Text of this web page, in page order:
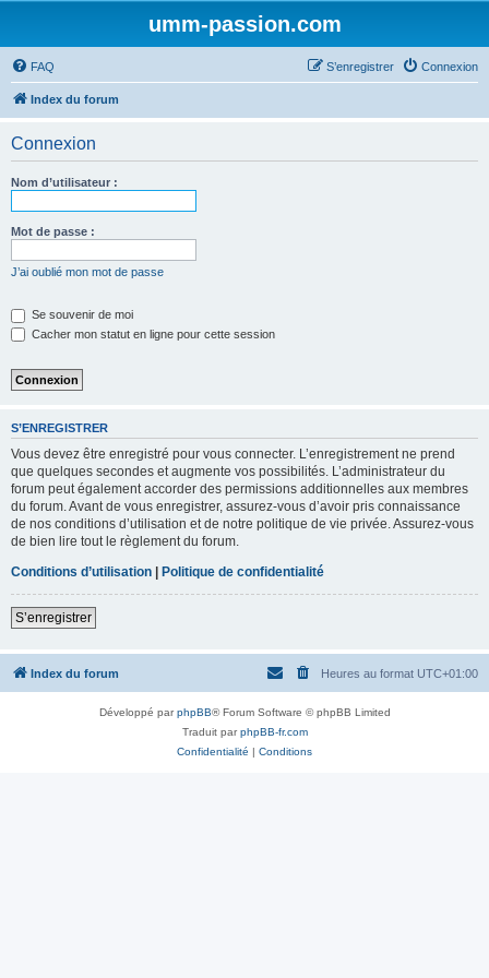
umm-passion.com
FAQ Connexion
S’enregistrer
Index du forum
Connexion
Nom d’utilisateur :
Mot de passe :
J’ai oublié mon mot de passe
Se souvenir de moi
Cacher mon statut en ligne pour cette session
S’ENREGISTRER
Vous devez être enregistré pour vous connecter. L’enregistrement ne prend
que quelques secondes et augmente vos possibilités. L’administrateur du
forum peut également accorder des permissions additionnelles aux membres
du forum. Avant de vous enregistrer, assurez-vous d’avoir pris connaissance
de nos conditions d’utilisation et de notre politique de vie privée. Assurez-vous
de bien lire tout le règlement du forum.
Conditions d’utilisation | Politique de confidentialité
S’enregistrer
Index du forum Heures au format UTC+01:00
Développé parphpBB® Forum Software © phpBB Limited
Traduit parphpBB-fr.com
Confidentialité | Conditions